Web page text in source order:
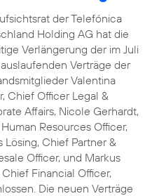
der Telefónica
Holding AG hat die
Verlängerung der im Juli
Verträge der
Valentina
Chief Officer Legal &
Affairs, Nicole Gerhardt,
Resources Officer,
Lösing, Chief Partner &
Officer, und Markus
Chief Financial Officer,
Die neuen Verträge